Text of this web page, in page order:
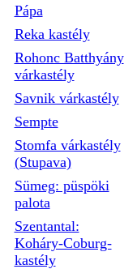
Pápa
Reka kastély
Rohonc Batthyány
várkastély
Savnik várkastély
Sempte
Stomfa várkastély
(Stupava)
Sümeg: püspöki
palota
Szentantal:
Koháry-Coburg-
kastély